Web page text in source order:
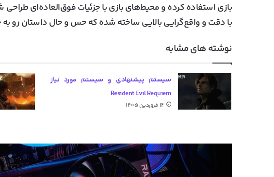
با دقت و واقع‌گرایی بالایی ساخته شده که حس و حال داستان رو
نوشته های مشابه
سیستم پیشنهادی و سیستم مورد نیاز
Resident Evil Requiem
۱۴ فروردین ۱۴۰۵